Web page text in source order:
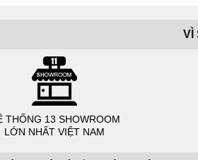
VÌ
THỐNG 13 SHOWROOM
LỚN NHẤT VIỆT NAM